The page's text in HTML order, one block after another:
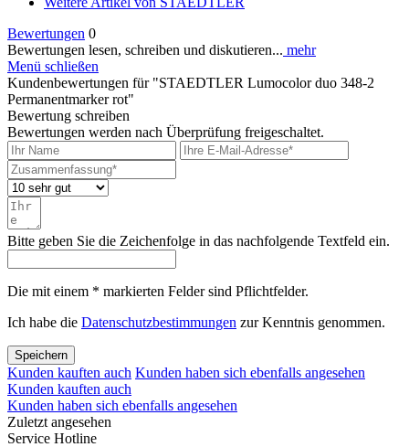
Bewertungen 0
Bewertungen lesen, schreiben und diskutieren... mehr
Menü schließen
Kundenbewertungen für "STAEDTLER Lumocolor duo 348-2
Permanentmarker rot"
Bewertung schreiben
Bewertungen werden nach Überprüfung freigeschaltet.
Bitte geben Sie die Zeichenfolge in das nachfolgende Textfeld ein.
Die mit einem * markierten Felder sind Pflichtfelder.
Ich habe die Datenschutzbestimmungen zur Kenntnis genommen.
Speichern
Kunden kauften auch Kunden haben sich ebenfalls angesehen
Kunden kauften auch
Kunden haben sich ebenfalls angesehen
Zuletzt angesehen
Service Hotline